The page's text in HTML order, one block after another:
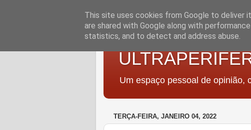
Um espaço pessoal de opinião,
TERÇA-FEIRA, JANEIRO 04, 2022
This site uses cookies from Google to deliver
are shared with Google along with
statistics, and to detect and address abuse.